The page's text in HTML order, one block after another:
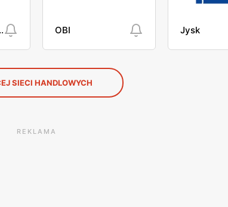
OBI Jysk
SIECI HANDLOWYCH
REKLAMA